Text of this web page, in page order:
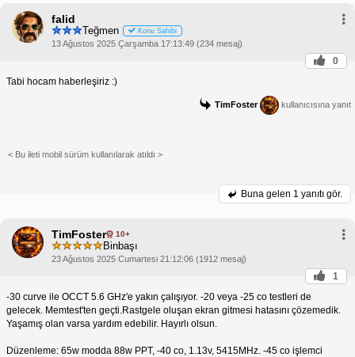
falid
Teğmen Konu Sahibi
13 Ağustos 2025 Çarşamba 17:13:49 (234 mesaj)
0
Tabi hocam haberleşiriz :)
TimFoster kullanıcısına yanıt
< Bu ileti mobil sürüm kullanılarak atıldı >
Buna gelen 1 yanıtı gör.
TimFoster 10+
Binbaşı
23 Ağustos 2025 Cumartesi 21:12:06 (1912 mesaj)
1
-30 curve ile OCCT 5.6 GHz'e yakın çalışıyor. -20 veya -25 co testleri de
gelecek. Memtest'ten geçti.Rastgele oluşan ekran gitmesi hatasını çözemedik.
Yaşamış olan varsa yardım edebilir. Hayırlı olsun.
Düzenleme: 65w modda 88w PPT, -40 co, 1.13v, 5415MHz. -45 co işlemci